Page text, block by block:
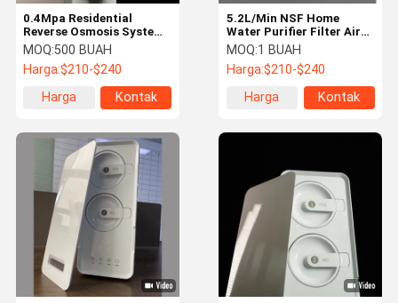
5.2L/Min NSF Home
Water Purifier Filter Air
Ro Tankless Listrik
MOQ:1 BUAH
Harga:$210-$240
Harga
Kontak
0.4Mpa Residential
Reverse Osmosis System
Filter Air Ro Untuk Rumah
MOQ:500 BUAH
Harga:$210-$240
Harga
Kontak